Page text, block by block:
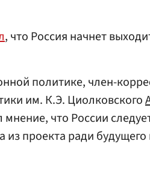
, что Россия начнет
политике, член-
им. К.Э. Циолковского
мнение, что России
из проекта ради